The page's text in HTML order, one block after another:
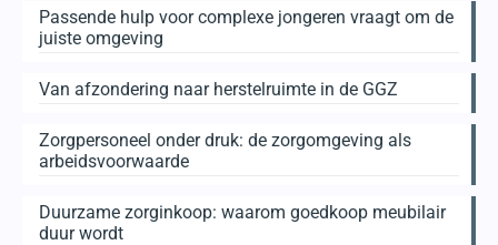
Passende hulp voor complexe jongeren vraagt om de
juiste omgeving
Van afzondering naar herstelruimte in de GGZ
Zorgpersoneel onder druk: de zorgomgeving als
arbeidsvoorwaarde
Duurzame zorginkoop: waarom goedkoop meubilair
duur wordt